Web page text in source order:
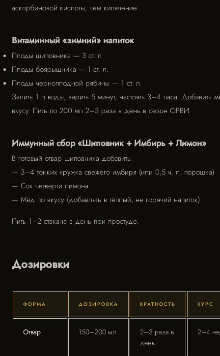
аскорбиновой кислоты, чем кипячение.
Витаминный «зимний» напиток
Плоды шиповника — 3 ст. л.
Плоды боярышника — 1 ст. л.
Плоды черноплодной рябины — 1 ст. л.
Залить 1 л воды, варить 5 минут, настоять 3–4 часа. Добавить
вкусу. Пить по 200 мл 2–3 раза в день в сезон ОРВИ.
Иммунный сбор «Шиповник + Имбирь + Лимон»
В готовый отвар шиповника добавить:
— 3–4 тонких кружка свежего имбиря (или 0,5 ч. л. порошка)
— Сок четверти лимона
— Мёд по вкусу (добавлять в тёплый, не горячий напиток)
Пить 1–2 стакана в день при простуде.
Дозировки
ФОРМА ДОЗИРОВКА КРАТНОСТЬ КУРС
Отвар 150–200 мл
2–3 раза в
день
2–4